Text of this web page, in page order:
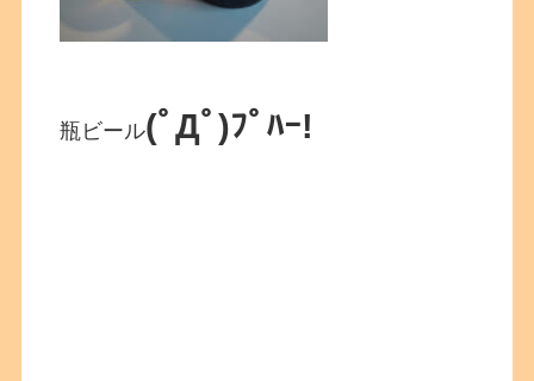
瓶ビール(ﾟДﾟ)ﾌﾟﾊｰ!